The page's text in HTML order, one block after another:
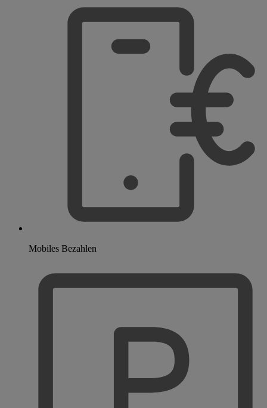
Mobiles Bezahlen